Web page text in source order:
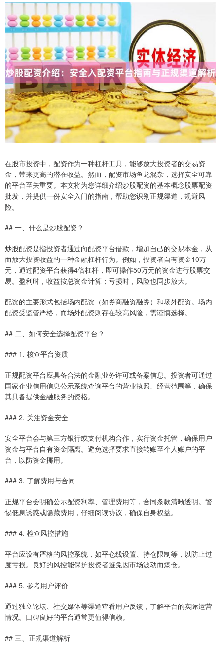
在股市投资中，配资作为一种杠杆工具，能够放大投资者的交易资
金，带来更高的潜在收益。然而，配资市场鱼龙混杂，选择安全可靠
的平台至关重要。本文将为您详细介绍炒股配资的基本概念股票配资
批发，并提供一份安全入门的指南，帮助您识别正规渠道，规避风
险。
## 一、什么是炒股配资？
炒股配资是指投资者通过向配资平台借款，增加自己的交易本金，从
而放大投资收益的一种金融杠杆行为。例如，投资者自有资金10万
元，通过配资平台获得4倍杠杆，即可操作50万元的资金进行股票交
易。盈利时，收益按总资金计算；亏损时，风险也同步放大。
配资的主要形式包括场内配资（如券商融资融券）和场外配资。场内
配资受监管严格，而场外配资则存在较高风险，需谨慎选择。
## 二、如何安全选择配资平台？
### 1. 核查平台资质
正规配资平台应具备合法的金融业务许可或备案信息。投资者可通过
国家企业信用信息公示系统查询平台的营业执照、经营范围等，确保
其具备提供金融服务的资格。
### 2. 关注资金安全
安全平台会与第三方银行或支付机构合作，实行资金托管，确保用户
资金与平台自有资金隔离。避免选择要求直接转账至个人账户的平
台，以防资金挪用。
### 3. 了解费用与合同
正规平台会明确公示配资利率、管理费用等，合同条款清晰透明。警
惕低息诱惑或隐藏费用，仔细阅读协议，确保自身权益。
### 4. 检查风控措施
平台应设有严格的风控系统，如平仓线设置、持仓限制等，以防止过
度亏损。良好的风控能保护投资者避免因市场波动而爆仓。
### 5. 参考用户评价
通过独立论坛、社交媒体等渠道查看用户反馈，了解平台的实际运营
情况。口碑良好的平台通常更值得信赖。
## 三、正规渠道解析